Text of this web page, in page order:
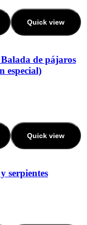
Quick view
de pájaros
especial)
Quick view
serpientes